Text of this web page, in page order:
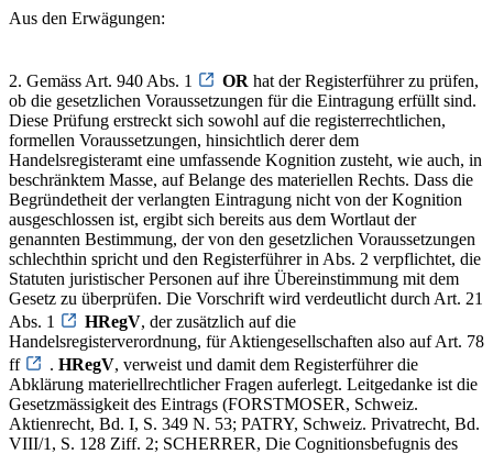
Aus den Erwägungen:
2. Gemäss Art. 940 Abs. 1 OR hat der Registerführer zu prüfen,
ob die gesetzlichen Voraussetzungen für die Eintragung erfüllt sind.
Diese Prüfung erstreckt sich sowohl auf die registerrechtlichen,
formellen Voraussetzungen, hinsichtlich derer dem
Handelsregisteramt eine umfassende Kognition zusteht, wie auch, in
beschränktem Masse, auf Belange des materiellen Rechts. Dass die
Begründetheit der verlangten Eintragung nicht von der Kognition
ausgeschlossen ist, ergibt sich bereits aus dem Wortlaut der
genannten Bestimmung, der von den gesetzlichen Voraussetzungen
schlechthin spricht und den Registerführer in Abs. 2 verpflichtet, die
Statuten juristischer Personen auf ihre Übereinstimmung mit dem
Gesetz zu überprüfen. Die Vorschrift wird verdeutlicht durch Art. 21
Abs. 1
HRegV, der zusätzlich auf die
Handelsregisterverordnung, für Aktiengesellschaften also auf Art. 78
ff
. HRegV, verweist und damit dem Registerführer die
Abklärung materiellrechtlicher Fragen auferlegt. Leitgedanke ist die
Gesetzmässigkeit des Eintrags (FORSTMOSER, Schweiz.
Aktienrecht, Bd. I, S. 349 N. 53; PATRY, Schweiz. Privatrecht, Bd.
VIII/1, S. 128 Ziff. 2; SCHERRER, Die Cognitionsbefugnis des